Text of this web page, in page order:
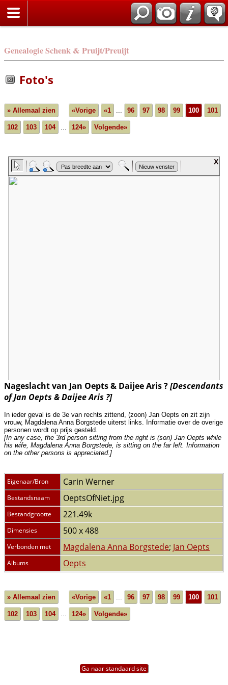
Genealogie Schenk & Pruijt/Preuijt
Foto's
» Allemaal zien «Vorige «1 ... 96 97 98 99 100 101
102 103 104 ... 124» Volgende»
Nageslacht van Jan Oepts & Daijee Aris ?[Descendants
of Jan Oepts & Daijee Aris ?]
In ieder geval is de 3e van rechts zittend, (zoon) Jan Oepts en zit zijn
vrouw, Magdalena Anna Borgstede uiterst links. Informatie over de overige
personen wordt op prijs gesteld.
[In any case, the 3rd person sitting from the right is (son) Jan Oepts while
his wife, Magdalena Anna Borgstede, is sitting on the far left. Information
on the other persons is appreciated.]
Eigenaar/Bron Carin Werner
Bestandsnaam OeptsOfNiet.jpg
Bestandgrootte 221.49k
Dimensies 500 x 488
Verbonden met Magdalena Anna Borgstede; Jan Oepts
Albums Oepts
» Allemaal zien «Vorige «1 ... 96 97 98 99 100 101
102 103 104 ... 124» Volgende»
Ga naar standaard site